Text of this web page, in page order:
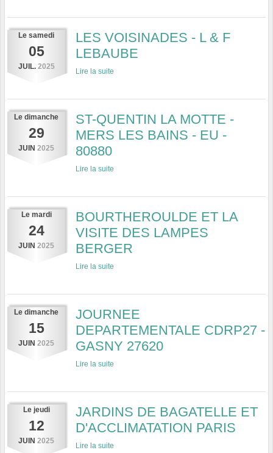
Le samedi
05
JUIL. 2025
LES VOISINADES - L & F
LEBAUBE
Lire la suite
Le dimanche
29
JUIN 2025
ST-QUENTIN LA MOTTE -
MERS LES BAINS - EU -
80880
Lire la suite
Le mardi
24
JUIN 2025
BOURTHEROULDE ET LA
VISITE DES LAMPES
BERGER
Lire la suite
Le dimanche
15
JUIN 2025
JOURNEE
DEPARTEMENTALE CDRP27 -
GASNY 27620
Lire la suite
Le jeudi
12
JUIN 2025
JARDINS DE BAGATELLE ET
D'ACCLIMATATION PARIS
Lire la suite